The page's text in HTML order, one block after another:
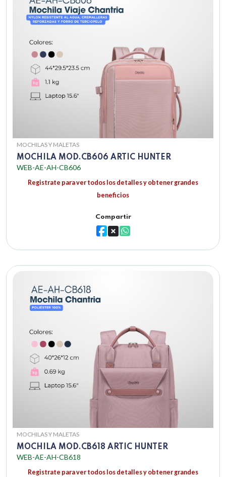
MOCHILAS Y MALETAS
MOCHILA MOD.CB606 ARTIC HUNTER
WEB-AE-AH-CB606
Registrate para ver todos los detalles y obtener grandes
beneficios
Compartir
MOCHILAS Y MALETAS
MOCHILA MOD.CB618 ARTIC HUNTER
WEB-AE-AH-CB618
Registrate para ver todos los detalles y obtener grandes